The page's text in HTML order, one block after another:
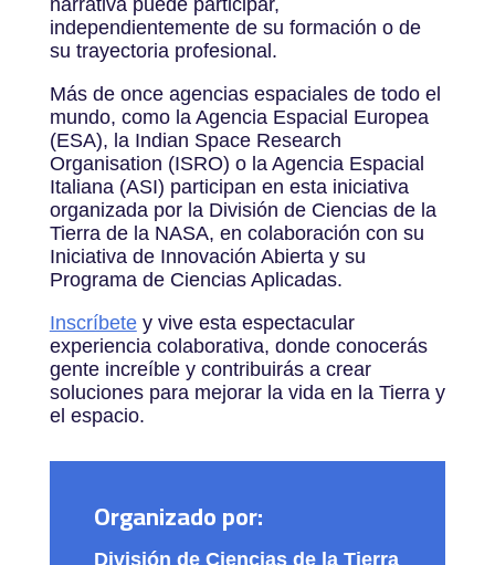
independientemente de su formación o de
su trayectoria profesional.
Más de once agencias espaciales de todo el
mundo, como la Agencia Espacial Europea
(ESA), la Indian Space Research
Organisation (ISRO) o la Agencia Espacial
Italiana (ASI) participan en esta iniciativa
organizada por la División de Ciencias de la
Tierra de la NASA, en colaboración con su
Iniciativa de Innovación Abierta y su
Programa de Ciencias Aplicadas.
Inscríbetey vive esta espectacular
experiencia colaborativa, donde conocerás
gente increíble y contribuirás a crear
soluciones para mejorar la vida en la Tierra y
el espacio.
Organizado por:
División de Ciencias de la Tierra